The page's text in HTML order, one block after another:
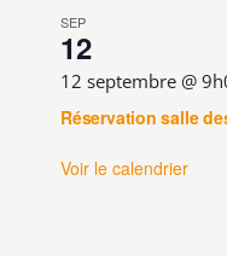
SEP
12
12 septembre @
Réservation salle
Voir le calendrier